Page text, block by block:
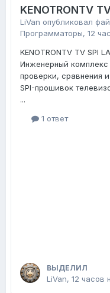
KENOTRONTV
LiVan опубликовал
Программаторы, 12
KENOTRONTV TV SPI
Инженерный комплекс
проверки, сравнения
SPI-прошивок
...
1 ответ
ВЫДЕЛИЛ
LiVan, 12 часов